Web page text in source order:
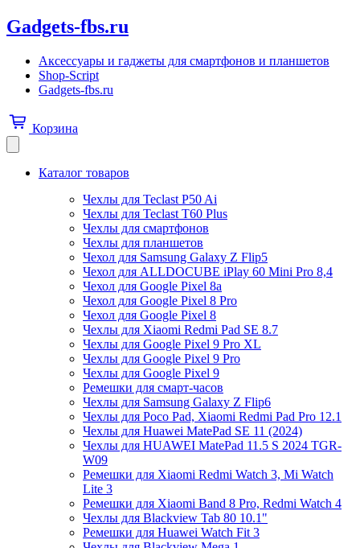
Gadgets-fbs.ru
Аксессуары и гаджеты для смартфонов и планшетов
Shop-Script
Gadgets-fbs.ru
Корзина
Каталог товаров
Чехлы для Teclast P50 Ai
Чехлы для Teclast T60 Plus
Чехлы для смартфонов
Чехлы для планшетов
Чехол для Samsung Galaxy Z Flip5
Чехол для ALLDOCUBE iPlay 60 Mini Pro 8,4
Чехол для Google Pixel 8a
Чехол для Google Pixel 8 Pro
Чехол для Google Pixel 8
Чехлы для Xiaomi Redmi Pad SE 8.7
Чехлы для Google Pixel 9 Pro XL
Чехлы для Google Pixel 9 Pro
Чехлы для Google Pixel 9
Ремешки для смарт-часов
Чехлы для Samsung Galaxy Z Flip6
Чехлы для Poco Pad, Xiaomi Redmi Pad Pro 12.1
Чехлы для Huawei MatePad SE 11 (2024)
Чехлы для HUAWEI MatePad 11.5 S 2024 TGR-
W09
Ремешки для Xiaomi Redmi Watch 3, Mi Watch
Lite 3
Ремешки для Xiaomi Band 8 Pro, Redmi Watch 4
Чехлы для Blackview Tab 80 10.1"
Ремешки для Huawei Watch Fit 3